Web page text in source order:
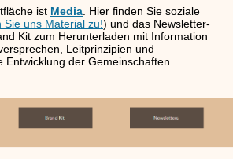
ist Media . Hier finden Sie soziale
Sie uns Material zu!) und das Newsletter-
Kit zum Herunterladen mit Information
Leitprinzipien und
Entwicklung der Gemeinschaften.